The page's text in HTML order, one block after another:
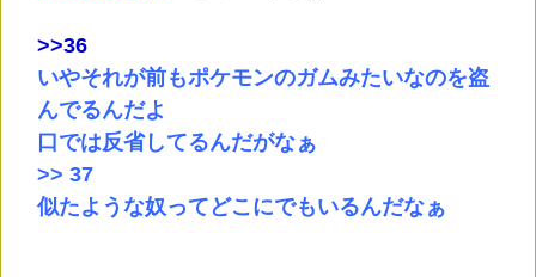
>>36
いやそれが前もポケモンのガムみたいなのを盗
んでるんだよ
口では反省してるんだがなぁ
>> 37
似たような奴ってどこにでもいるんだなぁ